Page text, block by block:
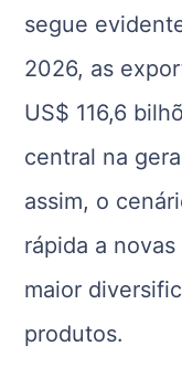
segue
2026, as
US$ 116,6
central na
assim, o
rápida a
maior
produtos.